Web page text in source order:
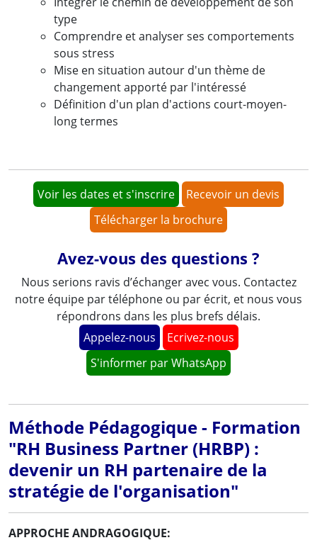
type
Comprendre et analyser ses comportements
sous stress
Mise en situation autour d'un thème de
changement apporté par l'intéressé
Définition d'un plan d'actions court-moyen-
long termes
Voir les dates et s'inscrire
Recevoir un devis
Télécharger la brochure
Avez-vous des questions ?
Nous serions ravis d’échanger avec vous. Contactez
notre équipe par téléphone ou par écrit, et nous vous
répondrons dans les plus brefs délais.
Appelez-nous
Ecrivez-nous
S'informer par WhatsApp
Méthode Pédagogique - Formation
"RH Business Partner (HRBP) :
devenir un RH partenaire de la
stratégie de l'organisation"
APPROCHE ANDRAGOGIQUE: